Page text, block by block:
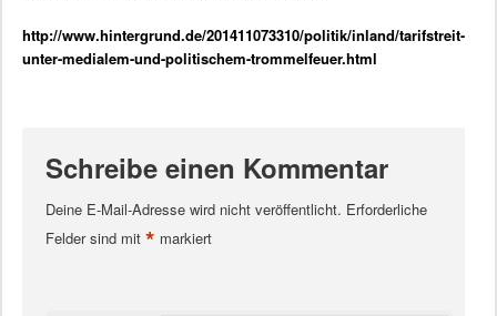
http://www.hintergrund.de/201411073310/politik/inland/tarifstreit-
unter-medialem-und-politischem-trommelfeuer.html
Schreibe einen Kommentar
Deine E-Mail-Adresse wird nicht veröffentlicht. Erforderliche
Felder sind mit * markiert